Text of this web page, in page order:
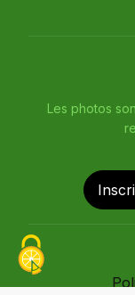
Les photos